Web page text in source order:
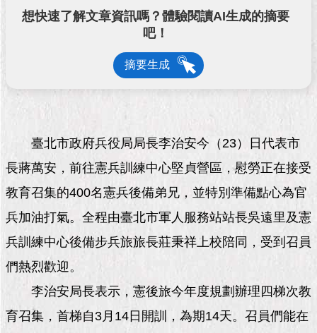
公
告
願
市
政
資
館
臺
北
想快速了解文章資訊嗎？體驗閱讀AI生成的摘要
吧！
摘要生成
臺北市政府兵役局局長李治安今（23）日代表市
長蔣萬安，前往憲兵訓練中心堅貞營區，慰勞正在接受
教育召集的400名憲兵後備弟兄，並特別準備點心為官
兵加油打氣。全程由臺北市軍人服務站站長吳遠里及憲
兵訓練中心後備步兵旅旅長莊秉祥上校陪同，受到召員
們熱烈歡迎。
李治安局長表示，憲後旅今年度規劃辦理四梯次教
育召集，首梯自3月14日開訓，為期14天。召員們能在